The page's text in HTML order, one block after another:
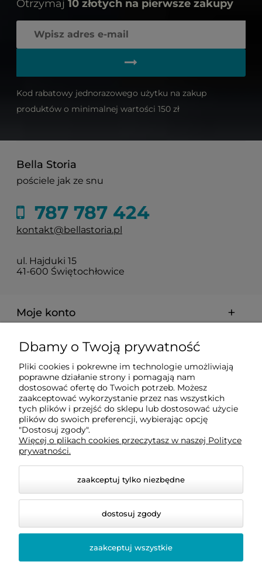
Otrzymaj 10 złotych na pierwsze zakupy
Kod rabatowy jednorazowego użytku na zakup
produktów o minimalnej wartości 150 zł
Bella Storia
pościele jak ze snu
787 787 424
kontakt@bellastoria.pl
ul. Hajduki 15
41-600 Świętochłowice
Moje konto
Dostawa i płatności
O firmie
Obsługiwane metody płatności elektronicznych
© 2026 bellastoria.pl. Wszelkie prawa zastrzeżone.
Dbamy o Twoją prywatność
Pliki cookies i pokrewne im technologie umożliwiają
poprawne działanie strony i pomagają nam
dostosować ofertę do Twoich potrzeb. Możesz
zaakceptować wykorzystanie przez nas wszystkich
tych plików i przejść do sklepu lub dostosować użycie
plików do swoich preferencji, wybierając opcję
"Dostosuj zgody".
Więcej o plikach cookies przeczytasz w naszej Polityce
prywatności.
zaakceptuj tylko niezbędne
dostosuj zgody
zaakceptuj wszystkie